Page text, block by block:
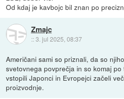
Od kdaj je kavbojc bil znan po
Zmajc
::3. jul 2025, 08:37
Američani sami so priznali, da so
svetovnega povprečja in so komaj
vstopili Japonci in Evropejci začeli
proizvodnje.